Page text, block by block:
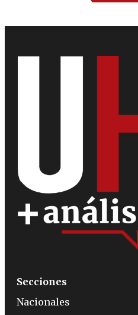
Secciones
Nacionales